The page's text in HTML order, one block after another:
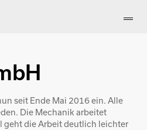
seit Ende Mai 2016 ein. Alle
Die Mechanik arbeitet
geht die Arbeit deutlich leichter